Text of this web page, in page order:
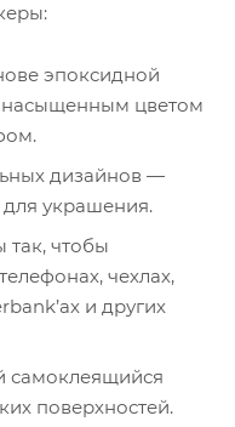
эпоксидной
цветом
дизайнов —
для украшения.
так, чтобы
чехлах,
и других
самоклеящийся
поверхностей.